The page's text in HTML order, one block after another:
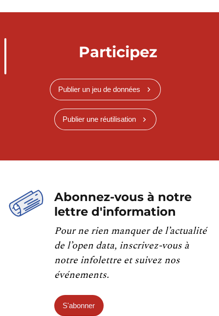
Participez
Publier un jeu de données
Publier une réutilisation
Abonnez-vous à notre
lettre d'information
Pour ne rien manquer de l’actualité
de l’open data, inscrivez-vous à
notre infolettre et suivez nos
événements.
S'abonner